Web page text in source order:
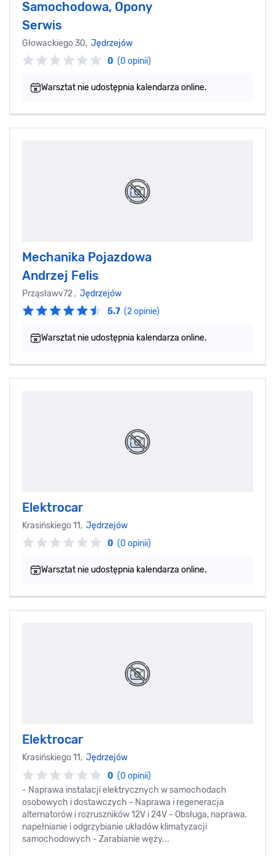
Samochodowa, Opony
Serwis
Głowackiego 30, Jędrzejów
0 (0 opinii)
Warsztat nie udostępnia kalendarza online.
Mechanika Pojazdowa
Andrzej Felis
Prząsławv72 , Jędrzejów
5.7 (2 opinie)
Warsztat nie udostępnia kalendarza online.
Elektrocar
Krasińskiego 11, Jędrzejów
0 (0 opinii)
Warsztat nie udostępnia kalendarza online.
Elektrocar
Krasińskiego 11, Jędrzejów
0 (0 opinii)
- Naprawa instalacji elektrycznych w samochodach
osobowych i dostawczych - Naprawa i regeneracja
alternatorów i rozruszników 12V i 24V - Obsługa, naprawa,
napełnianie i odgrzybianie układów klimatyzacji
samochodowych - Zarabianie węży...